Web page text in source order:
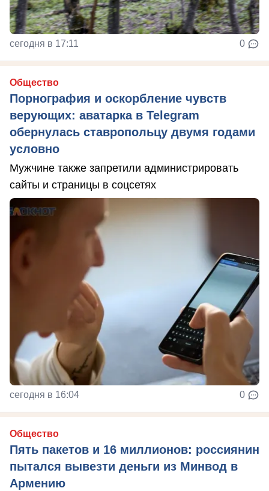
сегодня в 17:11 0
Общество
Порнография и оскорбление чувств
верующих: аватарка в Telegram
обернулась ставропольцу двумя годами
условно
Мужчине также запретили администрировать
сайты и страницы в соцсетях
сегодня в 16:04 0
Общество
Пять пакетов и 16 миллионов: россиянин
пытался вывезти деньги из Минвод в
Армению